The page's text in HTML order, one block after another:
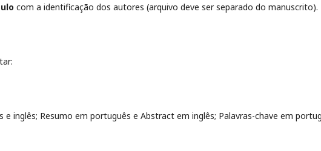
com a identificação dos autores (arquivo deve ser separado do manuscrito).
inglês; Resumo em português e Abstract em inglês; Palavras-chave em